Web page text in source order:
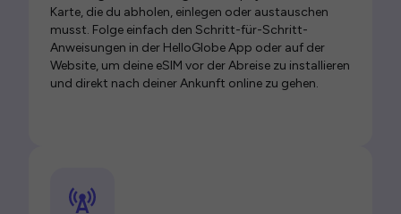
Karte, die du abholen, einlegen oder austauschen
musst. Folge einfach den Schritt-für-Schritt-
Anweisungen in der HelloGlobe App oder auf der
Website, um deine eSIM vor der Abreise zu installieren
und direkt nach deiner Ankunft online zu gehen.